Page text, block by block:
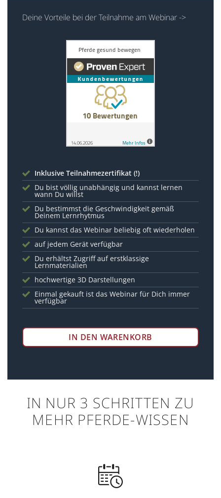
Deine Vorteile bei der Teilnahme am Webinar ->
Inklusive Teilnahmezertifikat (!)
Du bist völlig unabhängig und kannst lernen
wann Du willst
Du bestimmst die Geschwindigkeit gemäß
Deinem Lernrhytmus
Du kannst das Webinar beliebig oft wiederholen
auf jedem Gerät verfügbar
Du erhältst Zugriff auf erstklassige
Lernmaterialien
hochwertige 3D Darstellungen
Einmal gekauft ist das Webinar für Dich immer
verfügbar
IN DEN WARENKORB
IN NUR 3 SCHRITTEN ZU
MEHR PFERDE-WISSEN